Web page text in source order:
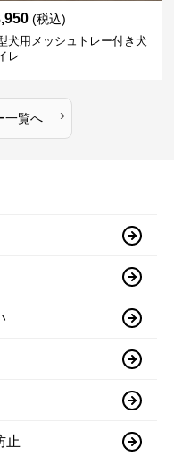
(税込)
犬用メッシュトレー付き犬
レ
一覧へ ›
止